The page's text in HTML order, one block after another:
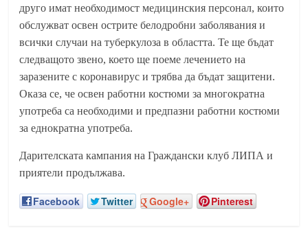
друго имат необходимост медицинския персонал, които
обслужват освен острите белодробни заболявания и
всички случаи на туберкулоза в областта. Те ще бъдат
следващото звено, което ще поеме лечението на
заразените с коронавирус и трябва да бъдат защитени.
Оказа се, че освен работни костюми за многократна
употреба са необходими и предпазни работни костюми
за еднократна употреба.
Дарителската кампания на Граждански клуб ЛИПА и
приятели продължава.
Facebook Twitter Google+ Pinterest